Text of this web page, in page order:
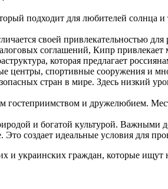
подходит для любителей
своей привлекательностью
соглашений, Кипр привлекает
которая предлагает
центры, спортивные сооружения и
стран в мире. Здесь низкий
гостеприимством и дружелюбием.
и богатой культурой. Важными
создает идеальные условия для
и украинских граждан, которые